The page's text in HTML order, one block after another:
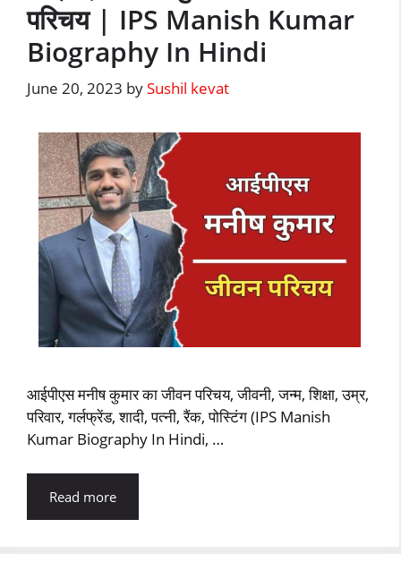
परिचय | IPS Manish Kumar
Biography In Hindi
June 20, 2023 bySushil kevat
आईपीएस मनीष कुमार का जीवन परिचय, जीवनी, जन्म, शिक्षा, उम्र,
परिवार, गर्लफ्रेंड, शादी, पत्नी, रैंक, पोस्टिंग (IPS Manish
Kumar Biography In Hindi, …
Read more